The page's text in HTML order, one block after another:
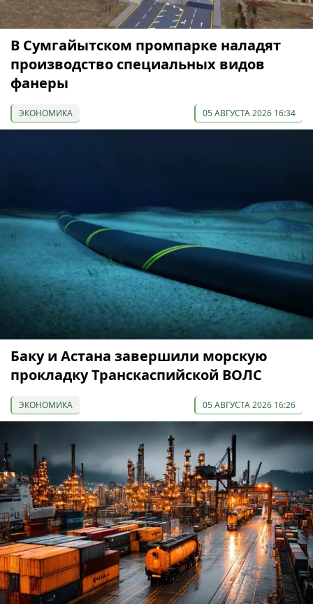
В Сумгайытском промпарке наладят
производство специальных видов
фанеры
ЭКОНОМИКА 05 АВГУСТА 2026 16:34
Баку и Астана завершили морскую
прокладку Транскаспийской ВОЛС
ЭКОНОМИКА 05 АВГУСТА 2026 16:26